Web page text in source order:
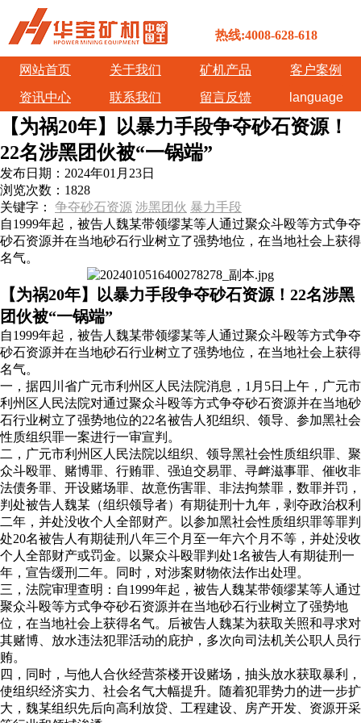
热线:4008-628-618
网站首页 关于我们 矿机产品
客户案例
资讯中心
联系我们 留言反馈 language
【为祸20年】以暴力手段争夺砂石资源！
22名涉黑团伙被“一锅端”
发布日期： 2024年01月23日
浏览次数： 1828
关键字： 争夺砂石资源 涉黑团伙 暴力手段
自1999年起，被告人魏某带领缪某等人通过聚众斗殴等方式争夺
砂石资源并在当地砂石行业树立了强势地位，在当地社会上获得
名气。
【为祸20年】以暴力手段争夺砂石资源！22名涉黑
团伙被“一锅端”
自1999年起，被告人魏某带领缪某等人通过聚众斗殴等方式争夺
砂石资源并在当地砂石行业树立了强势地位，在当地社会上获得
名气。
一，据四川省广元市利州区人民法院消息，1月5日上午，广元市
利州区人民法院对通过聚众斗殴等方式争夺砂石资源并在当地砂
石行业树立了强势地位的22名被告人犯组织、领导、参加黑社会
性质组织罪一案进行一审宣判。
二，广元市利州区人民法院以组织、领导黑社会性质组织罪、聚
众斗殴罪、赌博罪、行贿罪、强迫交易罪、寻衅滋事罪、催收非
法债务罪、开设赌场罪、故意伤害罪、非法拘禁罪，数罪并罚，
判处被告人魏某（组织领导者）有期徒刑十九年，剥夺政治权利
二年，并处没收个人全部财产。以参加黑社会性质组织罪等罪判
处20名被告人有期徒刑八年三个月至一年六个月不等，并处没收
个人全部财产或罚金。以聚众斗殴罪判处1名被告人有期徒刑一
年，宣告缓刑二年。同时，对涉案财物依法作出处理。
三，法院审理查明：自1999年起，被告人魏某带领缪某等人通过
聚众斗殴等方式争夺砂石资源并在当地砂石行业树立了强势地
位，在当地社会上获得名气。后被告人魏某为获取关照和寻求对
其赌博、放水违法犯罪活动的庇护，多次向司法机关公职人员行
贿。
四，同时，与他人合伙经营茶楼开设赌场，抽头放水获取暴利，
使组织经济实力、社会名气大幅提升。随着犯罪势力的进一步扩
大，魏某组织先后向高利放贷、工程建设、房产开发、资源开采